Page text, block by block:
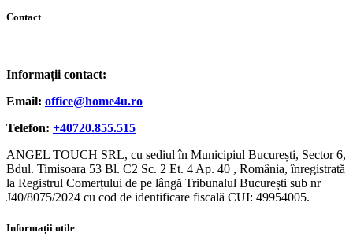
Contact
Informații contact:
Email: office@home4u.ro
Telefon: +40720.855.515
ANGEL TOUCH SRL, cu sediul în Municipiul București, Sector 6,
Bdul. Timisoara 53 Bl. C2 Sc. 2 Et. 4 Ap. 40 , România, înregistrată
la Registrul Comerțului de pe lângă Tribunalul București sub nr
J40/8075/2024 cu cod de identificare fiscală CUI: 49954005.
Informații utile